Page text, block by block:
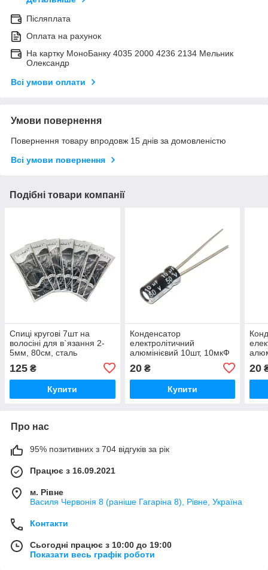
Післяплата
Оплата на рахунок
На картку МоноБанку 4035 2000 4236 2134 Мельник
Олександр
Всі умови оплати
Умови повернення
Повернення товару впродовж 15 днів за домовленістю
Всі умови повернення
Подібні товари компанії
Спиці кругові 7шт на
волосіні для в`язання 2-
5мм, 80см, сталь
125 ₴
Купити
Конденсатор
електролітичний
алюмінієвий 10шт, 10мкФ
20₴
Купити
20
Про нас
95% позитивних з 704 відгуків за рік
Працює з 16.09.2021
м. Рівне
Василя Червонія 8 (раніше Гагаріна 8), Рівне, Україна
Контакти
Сьогодні працює з 10:00 до 19:00
Показати весь графік роботи